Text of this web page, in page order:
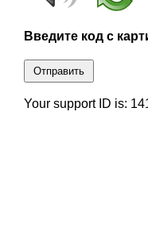
Введите код с
Отправить
Your support ID is: